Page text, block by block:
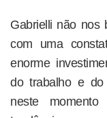
Gabrielli não nos
com uma
enorme
do trabalho e
neste